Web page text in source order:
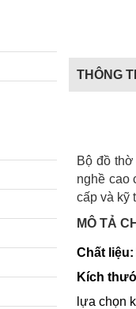
THÔNG
Bộ đồ thờ
nghề cao
cấp và kỹ
MÔ TẢ
Chất liệu:
Kích
lựa chọn